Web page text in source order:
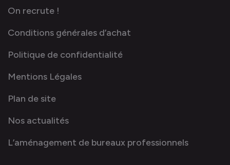
On recrute !
Conditions générales d’achat
Politique de confidentialité
Mentions Légales
Plan de site
Nos actualités
L’aménagement de bureaux professionnels